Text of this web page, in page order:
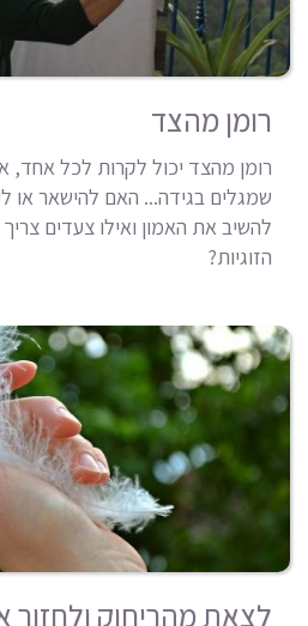
רומן מהצד
רומן מהצד יכול לקרות לכל אחד,
שמגלים בגידה... האם להישאר או
להשיב את האמון ואילו צעדים
הזוגיות?
לצאת מהריחוק ולחזור